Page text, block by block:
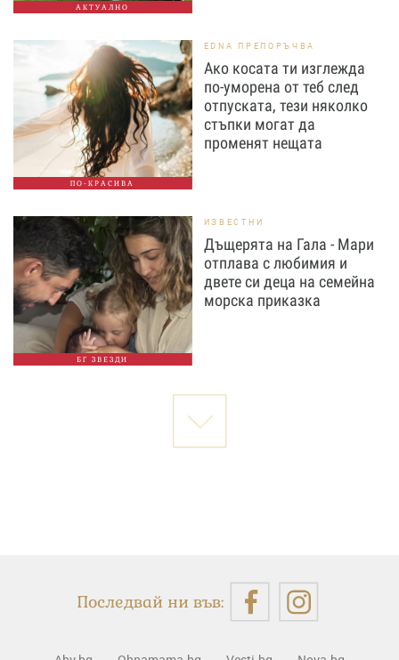
АКТУАЛНО
ПО-КРАСИВА
EDNA ПРЕПОРЪЧВА
Ако косата ти изглежда
по-уморена от теб след
отпуската, тези няколко
стъпки могат да
променят нещата
БГ ЗВЕЗДИ
ИЗВЕСТНИ
Дъщерята на Гала - Мари
отплава с любимия и
двете си деца на семейна
морска приказка
Последвай ни във: